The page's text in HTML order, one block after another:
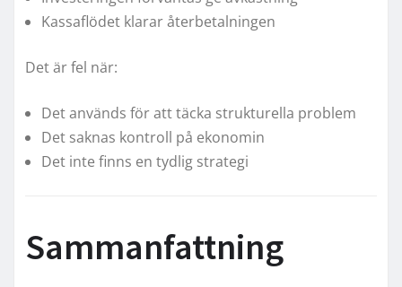
Kassaflödet klarar återbetalningen
Det är fel när:
Det används för att täcka strukturella problem
Det saknas kontroll på ekonomin
Det inte finns en tydlig strategi
Sammanfattning